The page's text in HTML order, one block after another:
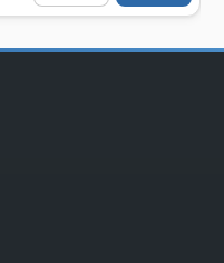
Geberit
32mm,